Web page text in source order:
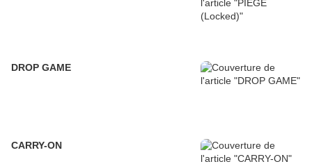
DROP GAME
CARRY-ON